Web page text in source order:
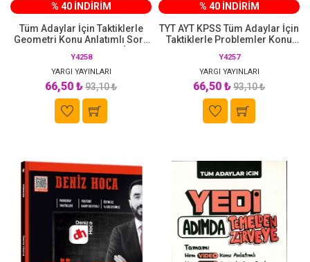
% 40 İNDİRİM
Tüm Adaylar İçin Taktiklerle
Geometri Konu Anlatımlı Soru
Güneş
Y4258
YARGI YAYINLARI
66,50 ₺93,10 ₺
% 40 İNDİRİM
TYT AYT KPSS Tüm Adaylar İçin
Taktiklerle Problemler Konu
Çözümlü - İlyas Güneş Yargı
Yayınları
Y4257
YARGI YAYINLARI
66,50 ₺93,10 ₺